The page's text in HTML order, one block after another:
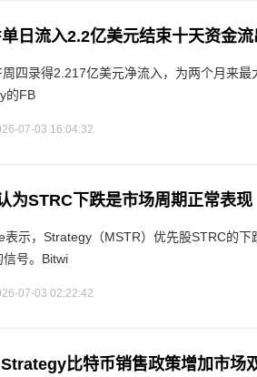
四录得2.217亿美元净流入，为两个月来
的FB
07-03 16:04:32
为STRC下跌是市场周期正常表现
表示，Strategy（MSTR）优先股STRC的
号。Bitwi
07-03 02:22:42
比特币销售政策增加市场